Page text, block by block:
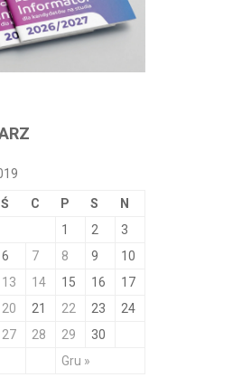
Ś C P S N
Gru »
1 2
3
6 7 8 9
10
13 14 15 16
17
20 21 22 23
24
27 28 29 30